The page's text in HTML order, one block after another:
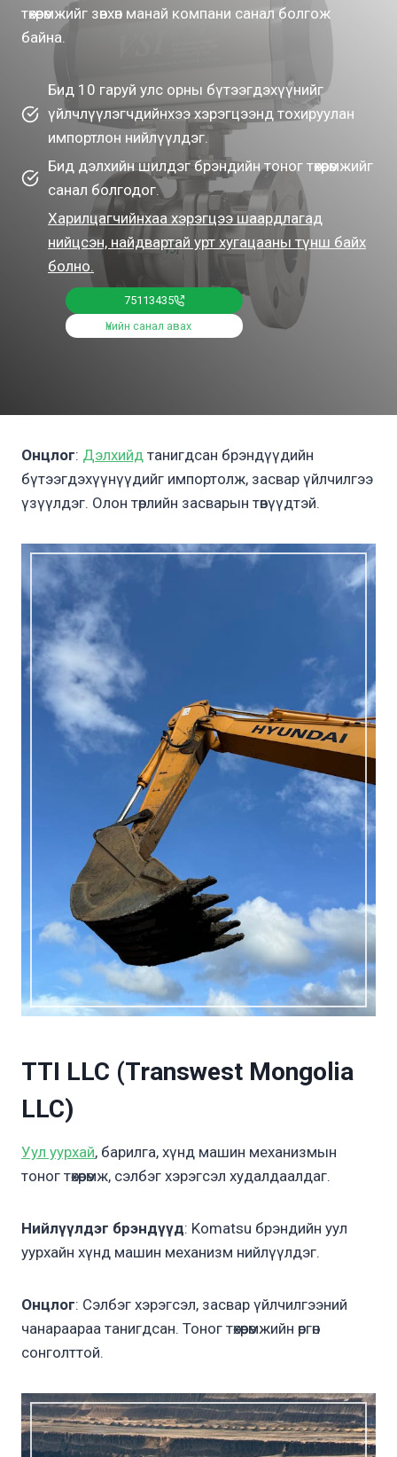
төхөөрөмжийг зөвхөн манай компани санал болгож
байна.
Бид 10 гаруй улс орны бүтээгдэхүүнийг
үйлчлүүлэгчдийнхээ хэрэгцээнд тохируулан
импортлон нийлүүлдэг.
Бид дэлхийн шилдэг брэндийн тоног төхөөрөмжийг
санал болгодог.
Харилцагчийнхаа хэрэгцээ шаардлагад
нийцсэн, найдвартай урт хугацааны түнш байх
болно.
75113435
Үнийн санал авах
Онцлог: Дэлхийд танигдсан брэндүүдийн
бүтээгдэхүүнүүдийг импортолж, засвар үйлчилгээ
үзүүлдэг. Олон төрлийн засварын төвүүдтэй.
TTI LLC (Transwest Mongolia
LLC)
Уул уурхай, барилга, хүнд машин механизмын
тоног төхөөрөмж, сэлбэг хэрэгсэл худалдаалдаг.
Нийлүүлдэг брэндүүд: Komatsu брэндийн уул
уурхайн хүнд машин механизм нийлүүлдэг.
Онцлог: Сэлбэг хэрэгсэл, засвар үйлчилгээний
чанараараа танигдсан. Тоног төхөөрөмжийн өргөн
сонголттой.